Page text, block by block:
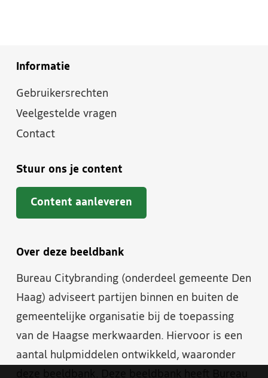
Informatie
Gebruikersrechten
Veelgestelde vragen
Contact
Stuur ons je content
Content aanleveren
Over deze beeldbank
Bureau Citybranding (onderdeel gemeente Den
Haag) adviseert partijen binnen en buiten de
gemeentelijke organisatie bij de toepassing
van de Haagse merkwaarden. Hiervoor is een
aantal hulpmiddelen ontwikkeld, waaronder